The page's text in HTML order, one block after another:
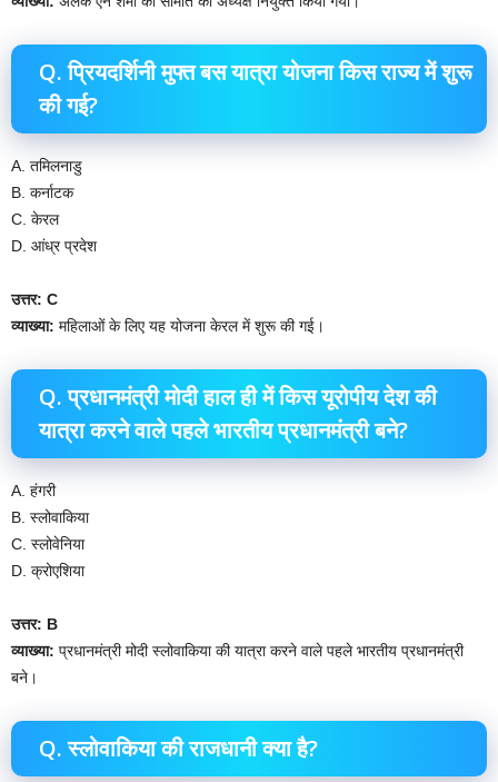
Q. प्रियदर्शिनी मुफ्त बस यात्रा योजना किस राज्य में शुरू
की गई?
A. तमिलनाडु
B. कर्नाटक
C. केरल
D. आंध्र प्रदेश
उत्तर: C
व्याख्या: महिलाओं के लिए यह योजना केरल में शुरू की गई।
Q. प्रधानमंत्री मोदी हाल ही में किस यूरोपीय देश की
यात्रा करने वाले पहले भारतीय प्रधानमंत्री बने?
A. हंगरी
B. स्लोवाकिया
C. स्लोवेनिया
D. क्रोएशिया
उत्तर: B
व्याख्या: प्रधानमंत्री मोदी स्लोवाकिया की यात्रा करने वाले पहले भारतीय प्रधानमंत्री
बने।
Q. स्लोवाकिया की राजधानी क्या है?